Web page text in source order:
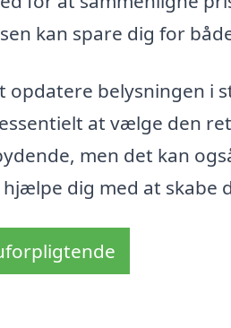
kan spare dig for
opdatere belysningen i
at vælge den
men det kan
dig med at skabe